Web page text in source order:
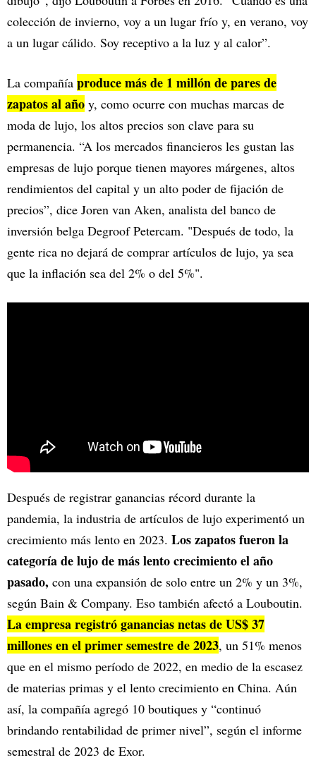
colección de invierno, voy a un lugar frío y, en verano, voy
a un lugar cálido. Soy receptivo a la luz y al calor”.
La compañía produce más de 1 millón de pares de
zapatos al año y, como ocurre con muchas marcas de
moda de lujo, los altos precios son clave para su
permanencia. “A los mercados financieros les gustan las
empresas de lujo porque tienen mayores márgenes, altos
rendimientos del capital y un alto poder de fijación de
precios”, dice Joren van Aken, analista del banco de
inversión belga Degroof Petercam. "Después de todo, la
gente rica no dejará de comprar artículos de lujo, ya sea
que la inflación sea del 2% o del 5%".
Después de registrar ganancias récord durante la
pandemia, la industria de artículos de lujo experimentó un
crecimiento más lento en 2023. Los zapatos fueron la
categoría de lujo de más lento crecimiento el año
pasado, con una expansión de solo entre un 2% y un 3%,
según Bain & Company. Eso también afectó a Louboutin.
La empresa registró ganancias netas de US$ 37
millones en el primer semestre de 2023, un 51% menos
que en el mismo período de 2022, en medio de la escasez
de materias primas y el lento crecimiento en China. Aún
así, la compañía agregó 10 boutiques y “continuó
brindando rentabilidad de primer nivel”, según el informe
semestral de 2023 de Exor.